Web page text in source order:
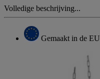
Volledige beschrijving...
Gemaakt in de EU